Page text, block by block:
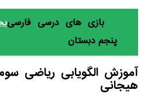
بازی های درسی فارسی
پنجم دبستان
آموزش الگویابی ریاضی
هیجانی